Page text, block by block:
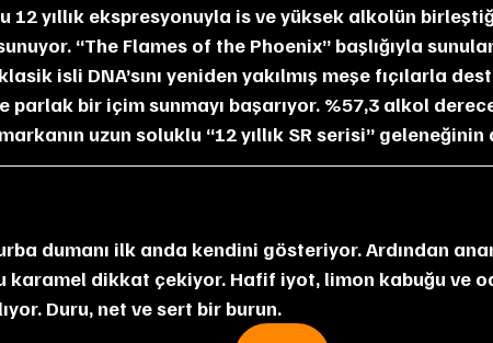
12 yıllık ekspresyonuyla is ve yüksek alkolün
“The Flames of the Phoenix” başlığıyla
isli DNA’sını yeniden yakılmış meşe fıçılarla
parlak bir içim sunmayı başarıyor. %57,3 alkol
uzun soluklu “12 yıllık SR serisi”
karamel dikkat çekiyor. Hafif iyot, limon kabuğu ve
Duru, net ve sert bir burun.